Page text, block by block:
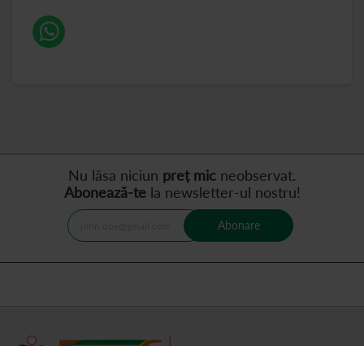
Nu lăsa niciun preț mic neobservat.
Abonează-tela newsletter-ul nostru!
Abonare